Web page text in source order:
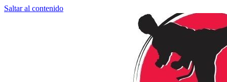
Saltar al contenido